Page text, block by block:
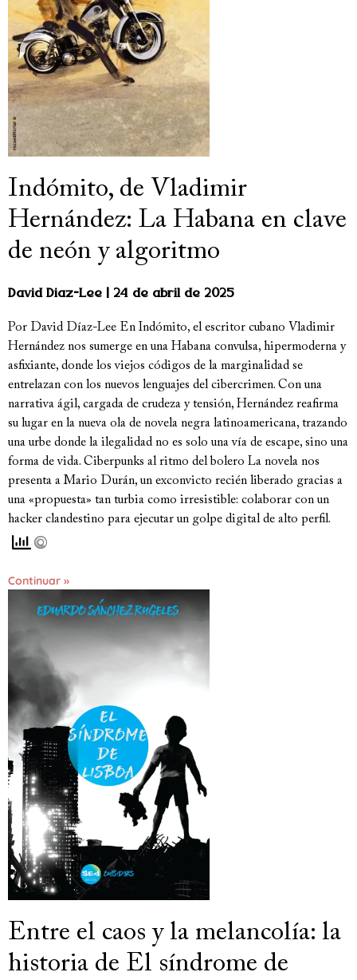
Indómito, de Vladimir
Hernández: La Habana en clave
de neón y algoritmo
David Diaz-Lee 24 de abril de 2025
Por David Díaz-Lee En Indómito, el escritor cubano Vladimir
Hernández nos sumerge en una Habana convulsa, hipermoderna y
asfixiante, donde los viejos códigos de la marginalidad se
entrelazan con los nuevos lenguajes del cibercrimen. Con una
narrativa ágil, cargada de crudeza y tensión, Hernández reafirma
su lugar en la nueva ola de novela negra latinoamericana, trazando
una urbe donde la ilegalidad no es solo una vía de escape, sino una
forma de vida. Ciberpunks al ritmo del bolero La novela nos
presenta a Mario Durán, un exconvicto recién liberado gracias a
una «propuesta» tan turbia como irresistible: colaborar con un
hacker clandestino para ejecutar un golpe digital de alto perfil.
Continuar »
Entre el caos y la melancolía: la
historia de El síndrome de